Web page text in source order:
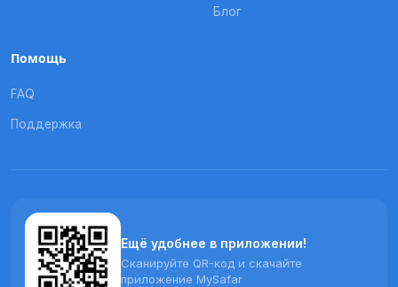
Блог
Помощь
FAQ
Поддержка
Ещё удобнее в приложении!
Сканируйте QR-код и скачайте
приложение MySafar